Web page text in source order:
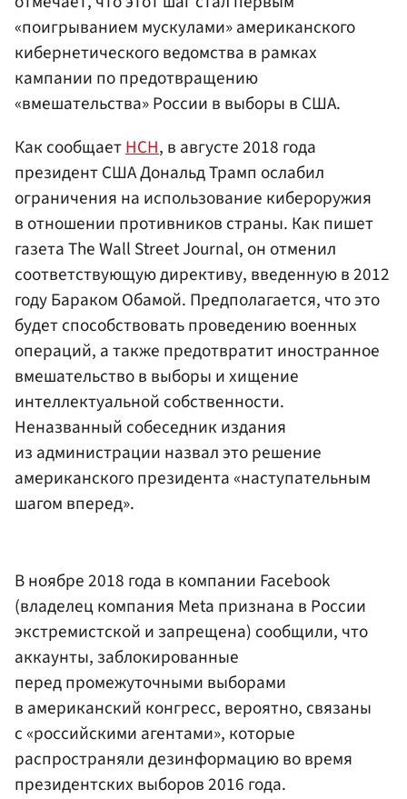
«поигрыванием мускулами» американского
кибернетического ведомства в рамках
кампании по предотвращению
«вмешательства» России в выборы в США.
Как сообщаетНСН, в августе 2018 года
президент США Дональд Трамп ослабил
ограничения на использование кибероружия
в отношении противников страны. Как пишет
газета The Wall Street Journal, он отменил
соответствующую директиву, введенную в 2012
году Бараком Обамой. Предполагается, что это
будет способствовать проведению военных
операций, а также предотвратит иностранное
вмешательство в выборы и хищение
интеллектуальной собственности.
Неназванный собеседник издания
из администрации назвал это решение
американского президента «наступательным
шагом вперед».
В ноябре 2018 года в компании Facebook
(владелец компания Meta признана в России
экстремистской и запрещена) сообщили, что
аккаунты, заблокированные
перед промежуточными выборами
в американский конгресс, вероятно, связаны
с «российскими агентами», которые
распространяли дезинформацию во время
президентских выборов 2016 года.